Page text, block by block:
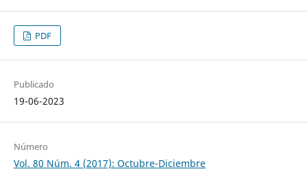
PDF
Publicado
19-06-2023
Número
Vol. 80 Núm. 4 (2017): Octubre-Diciembre